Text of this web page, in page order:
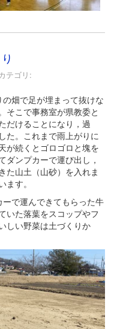
テゴリ:
畑で足が埋まって抜けな
そこで事務室が県教委と
だけることになり，過
た。これまで雨上がりに
が続くとゴロゴロと塊を
ダンプカーで運び出し，
た山土（山砂）を入れま
す。
で運んできてもらった牛
いた落葉をスコップやフ
しい野菜は土づくりか